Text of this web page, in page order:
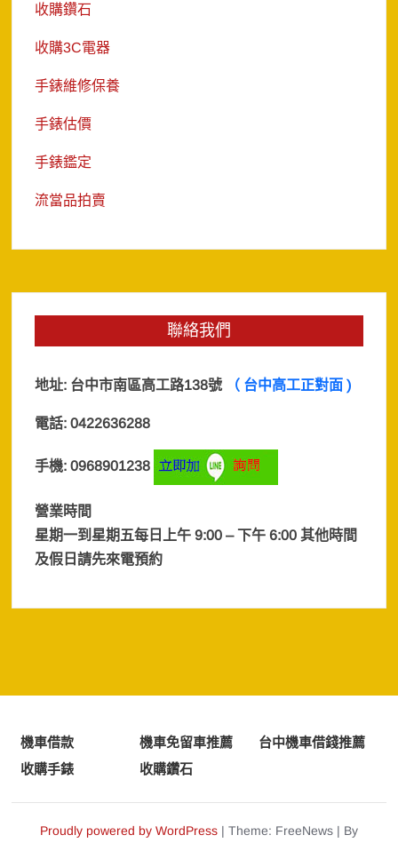
收購鑽石
收購3C電器
手錶維修保養
手錶估價
手錶鑑定
流當品拍賣
聯絡我們
地址: 台中市南區高工路138號 （ 台中高工正對面 )
電話: 0422636288
手機: 0968901238
營業時間
星期一到星期五每日上午 9:00 – 下午 6:00 其他時間
及假日請先來電預約
機車借款 機車免留車推薦
台中機車借錢推薦
收購手錶
收購鑽石
Proudly powered by WordPress | Theme: FreeNews | By